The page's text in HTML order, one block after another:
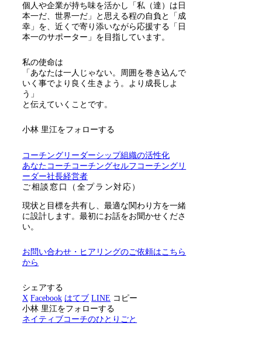
個人や企業が持ち味を活かし「私（達）は日
本一だ、世界一だ」と思える程の自負と「成
幸」を、近くで寄り添いながら応援する「日
本一のサポーター」を目指しています。
私の使命は
「あなたは一人じゃない。周囲を巻き込んで
いく事でより良く生きよう。より成長しよ
う」
と伝えていくことです。
小林 里江をフォローする
コーチング リーダーシップ組織の活性化
あなた コーチ コーチングセルフコーチング リ
ーダー社長経営者
ご相談窓口（全プラン対応）
現状と目標を共有し、最適な関わり方を一緒
に設計します。最初にお話をお聞かせくださ
い。
お問い合わせ・ヒアリングのご依頼はこちら
から
シェアする
X Facebook はてブ LINE コピー
小林 里江をフォローする
ネイティブコーチのひとりごと